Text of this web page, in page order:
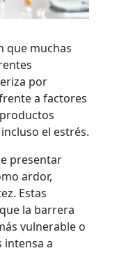
que muchas
por
a factores
el estrés.
presentar
ardor,
Estas
la barrera
vulnerable o
intensa a